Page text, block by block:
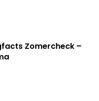
Zomercheck –